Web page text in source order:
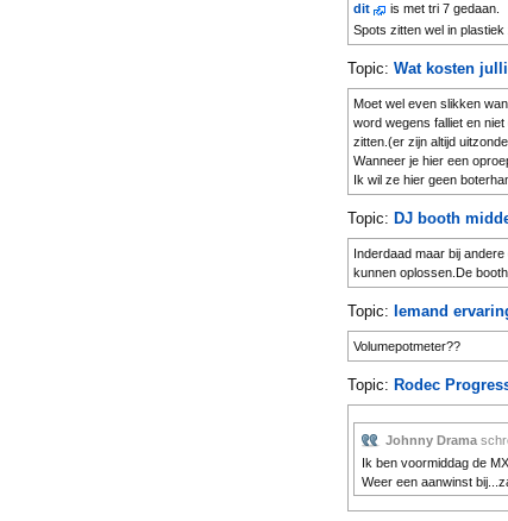
dit
is met tri 7 gedaan.
Spots zitten wel in
Topic: Wat kosten
Moet wel even slikken
word wegens falliet en
zitten.(er zijn altijd
Wanneer je hier een
Ik wil ze hier geen
Topic: DJ booth
Inderdaad maar bij
kunnen oplossen.De
Topic: Iemand
Volumepotmeter??
Topic: Rodec
Johnny Drama
Ik ben voormiddag de
Weer een aanwinst